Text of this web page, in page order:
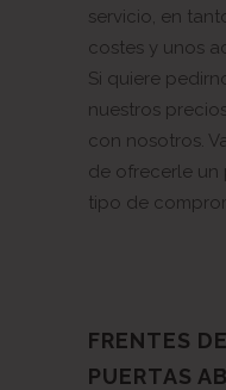
servicio, en
costes y unos
Si quiere
nuestros
con nosotros.
de ofrecerle un
tipo de
FRENTES
PUERTAS